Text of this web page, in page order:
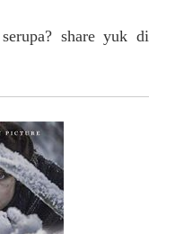
share yuk di